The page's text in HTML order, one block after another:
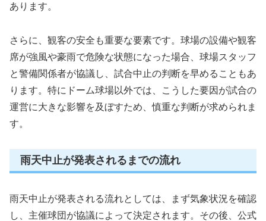
あります。
さらに、観客の安全も重要な要素です。球場の設備や観客
席が強風や豪雨で危険な状態になった場合、球場スタッフ
と警備関係者が協議し、試合中止の判断を早めることもあ
ります。特にドーム球場以外では、こうした要因が試合の
運営に大きな影響を及ぼすため、慎重な判断が求められま
す。
雨天中止が発表されるまでの流れ
雨天中止が発表される流れとしては、まず気象状況を確認
し、主催球団が協議によって決定されます。その後、公式